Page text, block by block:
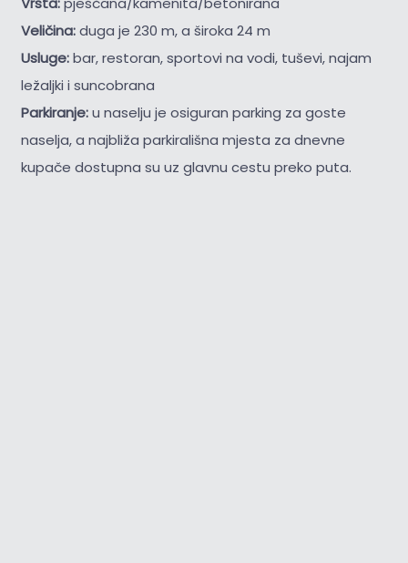
Veličina:duga je 230 m, a široka 24 m
Usluge:bar, restoran, sportovi na vodi, tuševi, najam
ležaljki i suncobrana
Parkiranje:u naselju je osiguran parking za goste
naselja, a najbliža parkirališna mjesta za dnevne
kupače dostupna su uz glavnu cestu preko puta.